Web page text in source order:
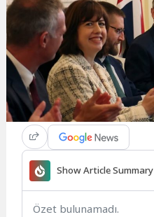
Show Article Summary
Özet bulunamadı.